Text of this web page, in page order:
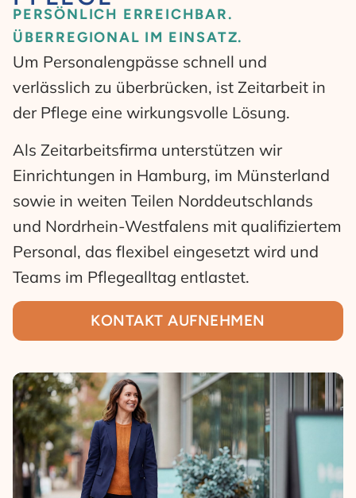
PERSÖNLICH ERREICHBAR.
ÜBERREGIONAL IM EINSATZ.
Um Personalengpässe schnell und
verlässlich zu überbrücken, ist Zeitarbeit in
der Pflege eine wirkungsvolle Lösung.
Als Zeitarbeitsfirma unterstützen wir
Einrichtungen in Hamburg, im Münsterland
sowie in weiten Teilen Norddeutschlands
und Nordrhein-Westfalens mit qualifiziertem
Personal, das flexibel eingesetzt wird und
Teams im Pflegealltag entlastet.
KONTAKT AUFNEHMEN